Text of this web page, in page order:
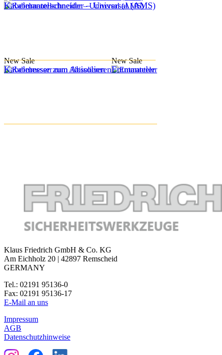
Kabelmantelschneider – Universal (AMS)
New Sale
Kabelmesser zum Abisolieren
New Sale
Entmanteler
Klaus Friedrich GmbH & Co. KG
Am Eichholz 20 | 42897 Remscheid
GERMANY
Tel.: 02191 95136-0
Fax: 02191 95136-17
E-Mail an uns
Impressum
AGB
Datenschutzhinweise